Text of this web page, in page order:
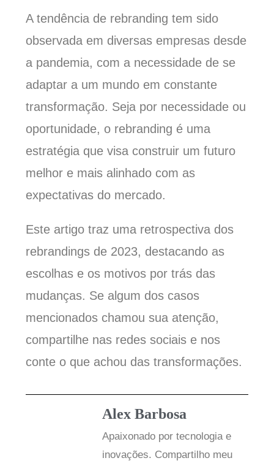
A tendência de rebranding tem sido
observada em diversas empresas desde
a pandemia, com a necessidade de se
adaptar a um mundo em constante
transformação. Seja por necessidade ou
oportunidade, o rebranding é uma
estratégia que visa construir um futuro
melhor e mais alinhado com as
expectativas do mercado.
Este artigo traz uma retrospectiva dos
rebrandings de 2023, destacando as
escolhas e os motivos por trás das
mudanças. Se algum dos casos
mencionados chamou sua atenção,
compartilhe nas redes sociais e nos
conte o que achou das transformações.
Alex Barbosa
Apaixonado por tecnologia e
inovações. Compartilho meu